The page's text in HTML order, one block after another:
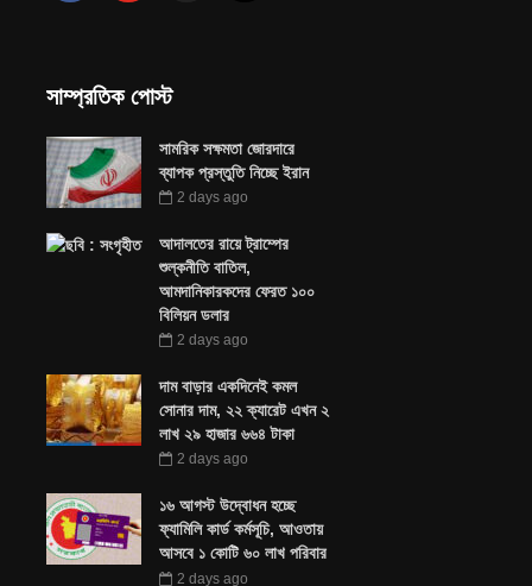
সাম্প্রতিক পোস্ট
সামরিক সক্ষমতা জোরদারে
ব্যাপক প্রস্তুতি নিচ্ছে ইরান
2 days ago
আদালতের রায়ে ট্রাম্পের
শুল্কনীতি বাতিল,
আমদানিকারকদের ফেরত ১০০
বিলিয়ন ডলার
2 days ago
দাম বাড়ার একদিনেই কমল
সোনার দাম, ২২ ক্যারেট এখন ২
লাখ ২৯ হাজার ৬৬৪ টাকা
2 days ago
১৬ আগস্ট উদ্বোধন হচ্ছে
ফ্যামিলি কার্ড কর্মসূচি, আওতায়
আসবে ১ কোটি ৬০ লাখ পরিবার
2 days ago